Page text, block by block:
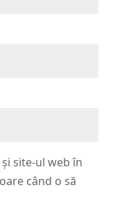
site-ul web în
când o să